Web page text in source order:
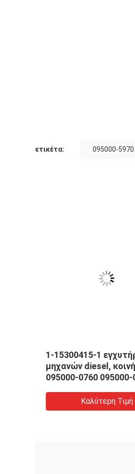
ετικέτα: 095000-
1-15300415-1
μηχανών diesel,
095000-0760 095000-
Καλύτερη Τιμή